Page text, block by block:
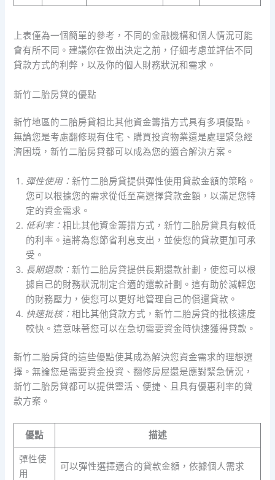
上表僅為一個簡單的參考，不同的金融機構和個人情況可能
會有所不同。建議你在做出決定之前，仔細考慮並評估不同
貸款方式的利弊，以及你的個人財務狀況和需求。
新竹二胎房貸的優點
新竹地區的二胎房貸相比其他資金籌措方式具有多項優點。
無論您是考慮翻修現有住宅、購買投資物業還是處理緊急經
濟困境，新竹二胎房貸都可以成為您的適合解決方案。
彈性使用：新竹二胎房貸提供彈性使用貸款金額的策略。
您可以根據您的需求從低至高選擇貸款金額，以滿足您特
定的資金需求。
低利率：相比其他資金籌措方式，新竹二胎房貸具有較低
的利率。這將為您節省利息支出，並使您的貸款更加可承
受。
長期還款：新竹二胎房貸提供長期還款計劃，使您可以根
據自己的財務狀況制定合適的還款計劃。這有助於減輕您
的財務壓力，使您可以更好地管理自己的償還貸款。
快速批核：相比其他貸款方式，新竹二胎房貸的批核速度
較快。這意味著您可以在急切需要資金時快速獲得貸款。
新竹二胎房貸的這些優點使其成為解決您資金需求的理想選
擇。無論您是需要資金投資、翻修房屋還是應對緊急情況，
新竹二胎房貸都可以提供靈活、便捷、且具有優惠利率的貸
款方案。
優點 描述
彈性使
用
可以彈性選擇適合的貸款金額，依據個人需求